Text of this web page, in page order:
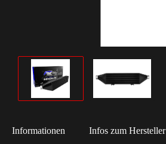
Informationen Infos zum Hersteller